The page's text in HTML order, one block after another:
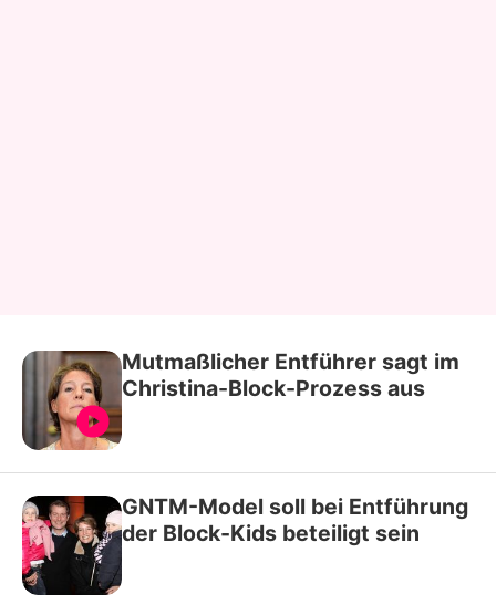
Mutmaßlicher Entführer sagt im
Christina-Block-Prozess aus
GNTM-Model soll bei Entführung
der Block-Kids beteiligt sein